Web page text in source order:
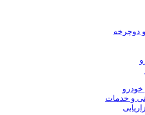
دوچرخه
و خدمات